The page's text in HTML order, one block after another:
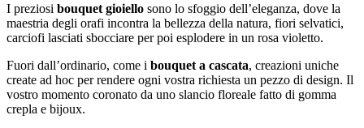
I preziosi bouquet gioiello sono lo sfoggio dell’eleganza, dove la
maestria degli orafi incontra la bellezza della natura, fiori selvatici,
carciofi lasciati sbocciare per poi esplodere in un rosa violetto.
Fuori dall’ordinario, come i bouquet a cascata, creazioni uniche
create ad hoc per rendere ogni vostra richiesta un pezzo di design. Il
vostro momento coronato da uno slancio floreale fatto di gomma
crepla e bijoux.